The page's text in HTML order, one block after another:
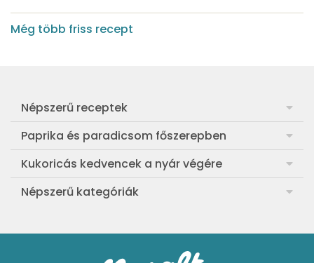
Még több friss recept
Népszerű receptek
Frankfurti leves
Egyszerű muffin
Aranygaluska
Egyszerű krumplifőzelék
Klasszikus madártej
Paprika és paradicsom főszerepben
Pan con Tomate
Paradicsom és paprika eltevése télre
Paradicsomos húsgombóc
Kukoricás kedvencek a nyár végére
Legfinomabb főtt kukorica
Bang bang kukorica
Népszerű kategóriák